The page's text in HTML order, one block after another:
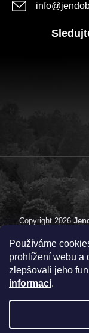
Používáme
prohlížení webu a
zlepšovali jeho
informací.
info@
Copyright 2026